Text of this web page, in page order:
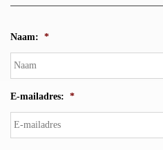
Naam: *
E-mailadres: *